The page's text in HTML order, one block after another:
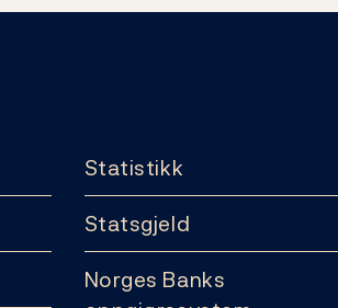
Statistikk
Statsgjeld
Norges Banks